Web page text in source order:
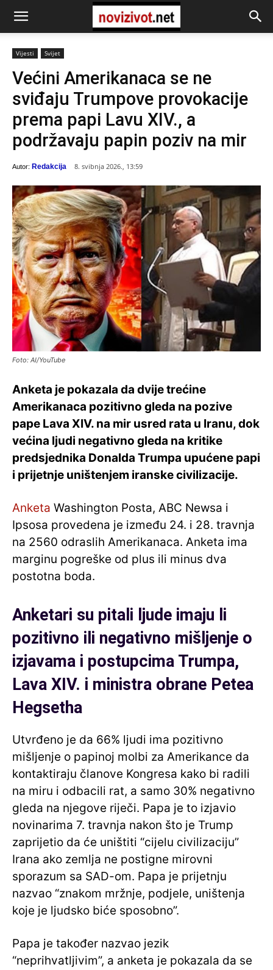
Vijesti Svijet
Većini Amerikanaca se ne
sviđaju Trumpove provokacije
prema papi Lavu XIV., a
podržavaju papin poziv na mir
Autor: Redakcija 8. svibnja 2026., 13:59
Foto: AI/YouTube
Anketa je pokazala da dvije trećine
Amerikanaca pozitivno gleda na pozive
pape Lava XIV. na mir usred rata u Iranu, dok
većina ljudi negativno gleda na kritike
predsjednika Donalda Trumpa upućene papi
i prijetnje uništenjem iranske civilizacije.
Anketa Washington Posta, ABC Newsa i
Ipsosa provedena je između 24. i 28. travnja
na 2560 odraslih Amerikanaca. Anketa ima
marginu pogreške od plus ili minus dva
postotna boda.
Anketari su pitali ljude imaju li
pozitivno ili negativno mišljenje o
izjavama i postupcima Trumpa,
Lava XIV. i ministra obrane Petea
Hegsetha
Utvrđeno je da 66% ljudi ima pozitivno
mišljenje o papinoj molbi za Amerikance da
kontaktiraju članove Kongresa kako bi radili
na miru i odbacili rat, a samo 30% negativno
gleda na njegove riječi. Papa je to izjavio
novinarima 7. travnja nakon što je Trump
zaprijetio da će uništiti “cijelu civilizaciju”
Irana ako zemlja ne postigne mirovni
sporazum sa SAD-om. Papa je prijetnju
nazvao “znakom mržnje, podjele, uništenja
koje je ljudsko biće sposobno”.
Papa je također nazvao jezik
“neprihvatljivim”, a anketa je pokazala da se